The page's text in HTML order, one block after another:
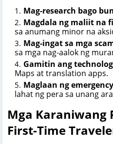
Mag-research bago
Magdala ng maliit na
sa anumang minor na
Mag-ingat sa mga
sa mga nag-aalok ng
Gamitin ang
Maps at translation apps.
Maglaan ng
lahat ng pera sa unang
Mga Karaniwang
First-Time